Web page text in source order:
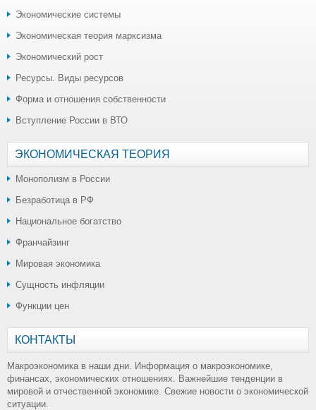
Экономические системы
Экономическая теория марксизма
Экономический рост
Ресурсы. Виды ресурсов
Форма и отношения собственности
Вступление России в ВТО
ЭКОНОМИЧЕСКАЯ ТЕОРИЯ
Монополизм в России
Безработица в РФ
Национальное богатство
Франчайзинг
Мировая экономика
Сущность инфляции
Функции цен
КОНТАКТЫ
Макроэкономика в наши дни. Информация о макроэкономике,
финансах, экономических отношениях. Важнейшие тенденции в
мировой и отчественной экономике. Свежие новости о экономической
ситуации.